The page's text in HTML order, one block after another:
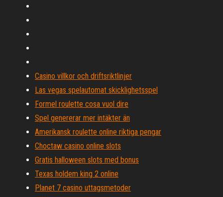
Casino villkor och driftsriktlinjer
Las vegas spelautomat skicklighetsspel
Formel roulette cosa vuol dire
Spel genererar mer intäkter än
Amerikansk roulette online riktiga pengar
Choctaw casino online slots
Gratis halloween slots med bonus
Texas holdem king 2 online
Planet 7 casino uttagsmetoder